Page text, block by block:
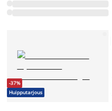
-37%
Huipputarjous